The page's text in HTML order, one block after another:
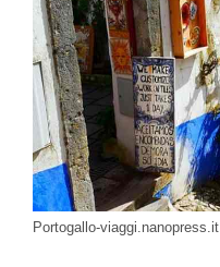
Portogallo-viaggi.nanopress.it